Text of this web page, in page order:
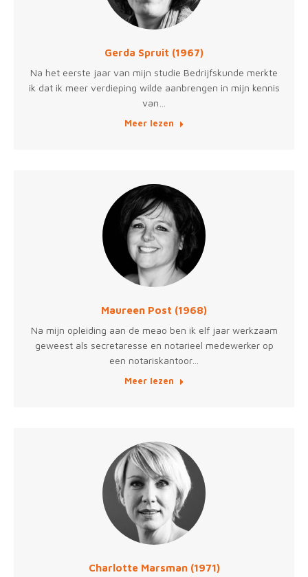
Gerda Spruit (1967)
Na het eerste jaar van mijn studie Bedrijfskunde merkte
ik dat ik meer verdieping wilde aanbrengen in mijn kennis
van…
Meer lezen
Maureen Post (1968)
Na mijn opleiding aan de meao ben ik elf jaar werkzaam
geweest als secretaresse en notarieel medewerker op
een notariskantoor…
Meer lezen
Charlotte Marsman (1971)